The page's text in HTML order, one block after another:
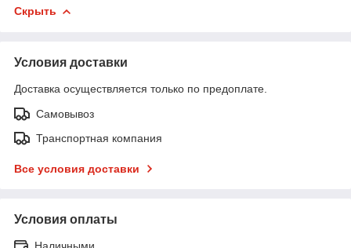
Скрыть
Условия доставки
Доставка осуществляется только по предоплате.
Самовывоз
Транспортная компания
Все условия доставки
Условия оплаты
Наличными